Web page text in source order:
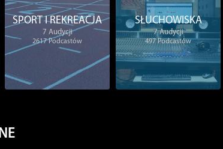
SPORT I REKREACJA
7 Audycji
2617Podcastów
SŁUCHOWISKA
7 Audycji
497Podcastów